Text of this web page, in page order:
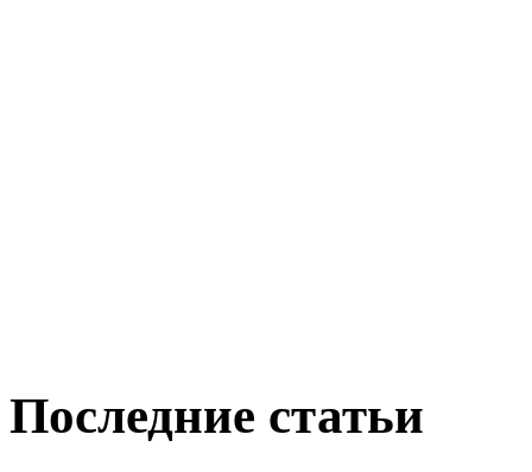
Последние статьи